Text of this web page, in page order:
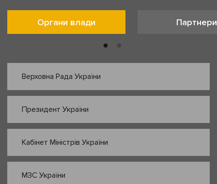
Органи влади Партнери
Верховна Рада України
Президент України
Кабінет Міністрів України
МЗС України